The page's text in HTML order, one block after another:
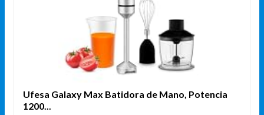
Ufesa Galaxy Max Batidora de Mano, Potencia
1200...